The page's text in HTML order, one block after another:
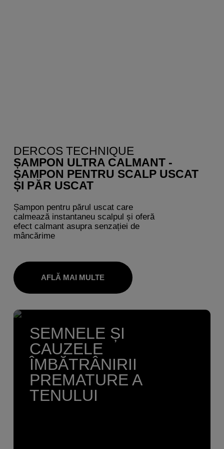
DERCOS TECHNIQUE
ȘAMPON ULTRA CALMANT -
ȘAMPON PENTRU SCALP USCAT
ȘI PĂR USCAT
Șampon pentru părul uscat care
calmează instantaneu scalpul și oferă
efect calmant asupra senzației de
mâncărime
AFLĂ MAI MULTE
SEMNELE ȘI
CAUZELE
ÎMBĂTRÂNIRII
PREMATURE A
TENULUI